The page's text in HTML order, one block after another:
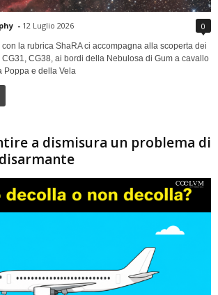
- 12 Luglio 2026 0
la rubrica ShaRA ci accompagna alla scoperta dei
CG38, ai bordi della Nebulosa di Gum a cavallo
Poppa e della Vela
a dismisura un problema di